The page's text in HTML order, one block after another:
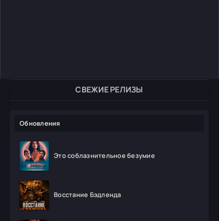
СВЕЖИЕ РЕЛИЗЫ
Обновления
Это соблазнительное безумие
Восстание Бэдленда